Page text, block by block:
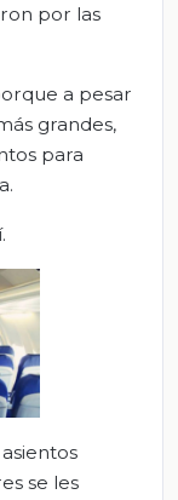
por las
a pesar
grandes,
para
se les